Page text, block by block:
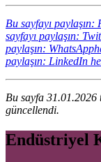
Bu sayfayı paylaşın:
sayfayı paylaşın:
paylaşın:
paylaşın: LinkedIn
Bu sayfa
güncellendi.
Endüstriyel